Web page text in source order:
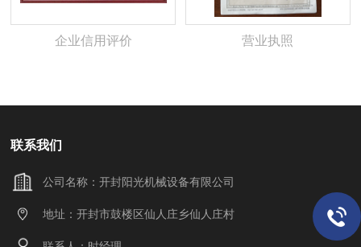
企业信用评价 营业执照
联系我们
公司名称：开封阳光机械设备有限公司
地址：开封市鼓楼区仙人庄乡仙人庄村